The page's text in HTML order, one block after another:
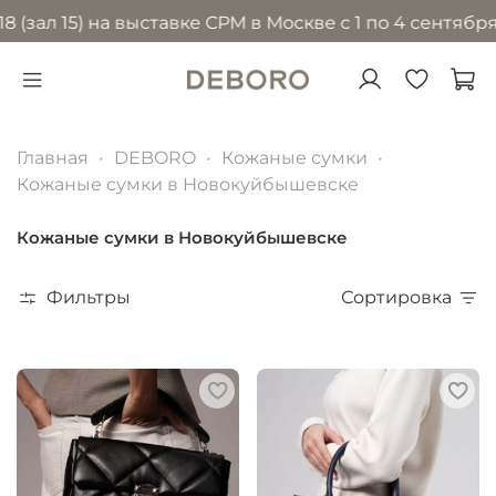
на выставке CPM в Москве с 1 по 4 сентября
Главная DEBORO
Кожаные сумки
Кожаные сумки в Новокуйбышевске
Кожаные сумки в Новокуйбышевске
Фильтры Сортировка